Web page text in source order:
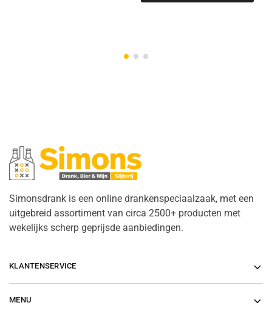
Simonsdrank is een online drankenspeciaalzaak, met een
uitgebreid assortiment van circa 2500+ producten met
wekelijks scherp geprijsde aanbiedingen.
KLANTENSERVICE
MENU